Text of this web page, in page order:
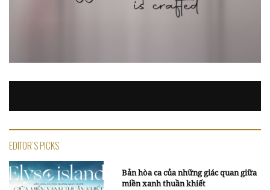
EDITOR'S PICKS
Bản hòa ca của những giác quan giữa
miền xanh thuần khiết